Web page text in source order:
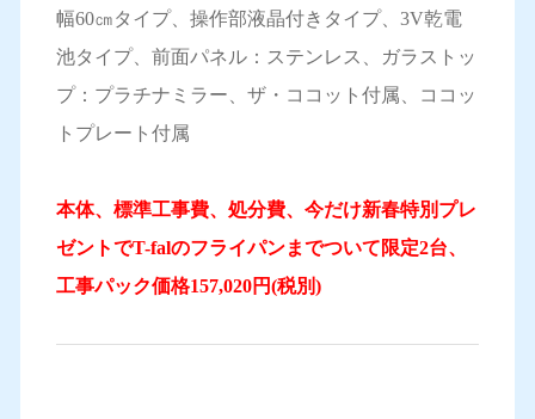
幅60㎝タイプ、操作部液晶付きタイプ、3V乾電
池タイプ、前面パネル：ステンレス、ガラストッ
プ：プラチナミラー、ザ・ココット付属、ココッ
トプレート付属
本体、標準工事費、処分費、今だけ新春特別プレ
ゼントでT-falのフライパンまでついて限定2台、
工事パック価格157,020円(税別)